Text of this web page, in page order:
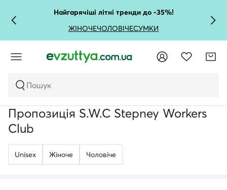
Найгарячіші літні тренди до -35%!
ЖІНОЧЕЧОЛОВІЧЕСУМКИ
Пошук
Пропозиція S.W.C Stepney Workers
Club
Unisex Жіноче Чоловічe